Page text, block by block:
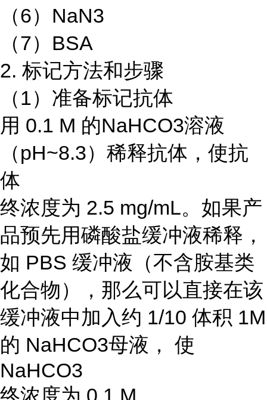
（6）NaN3
（7）BSA
2. 标记方法和步骤
（1）准备标记抗体
用 0.1 M 的NaHCO3溶液
（pH~8.3）稀释抗体，使抗
体
终浓度为 2.5 mg/mL。如果产
品预先用磷酸盐缓冲液稀释，
如 PBS 缓冲液（不含胺基类
化合物），那么可以直接在该
缓冲液中加入约 1/10 体积 1M
的 NaHCO3母液， 使
NaHCO3
终浓度为 0.1 M。